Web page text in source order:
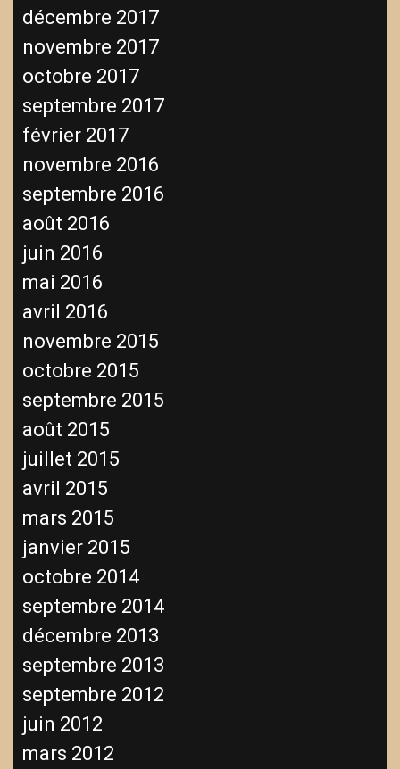
décembre 2017
novembre 2017
octobre 2017
septembre 2017
février 2017
novembre 2016
septembre 2016
août 2016
juin 2016
mai 2016
avril 2016
novembre 2015
octobre 2015
septembre 2015
août 2015
juillet 2015
avril 2015
mars 2015
janvier 2015
octobre 2014
septembre 2014
décembre 2013
septembre 2013
septembre 2012
juin 2012
mars 2012